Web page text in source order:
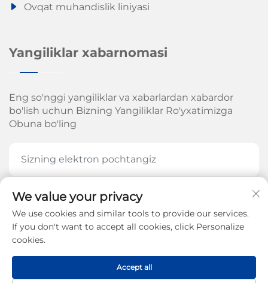
Ovqat muhandislik liniyasi
Yangiliklar xabarnomasi
Eng so'nggi yangiliklar va xabarlardan xabardor
bo'lish uchun Bizning Yangiliklar Ro'yxatimizga
Obuna bo'ling
HOZIR OBUNA BOʻLING
Jinan Arrow Mexanika Kompaniyasi, MChJ. huquqi
2026-yil - Maxfiylik siyosati
We value your privacy
We use cookies and similar tools to provide our services.
If you don't want to accept all cookies, click Personalize
cookies.
Accept all